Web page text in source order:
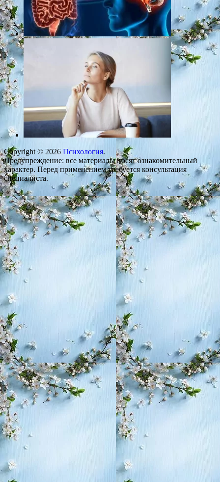
Copyright © 2026 Психология.
Предупреждение: все материалы носят ознакомительный
характер. Перед применением требуется консультация
специалиста.